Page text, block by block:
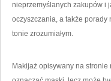
nieprzemyślanych zakupów i
oczyszczania, a także porady
tonie zrozumiałym.
Makijaż opisywany na